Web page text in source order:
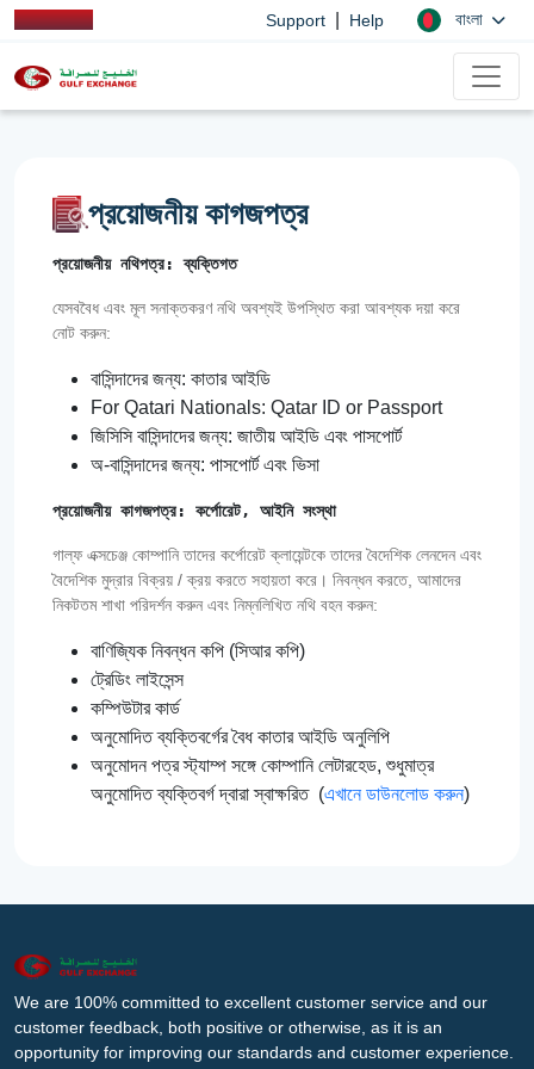
Support Help বাংলা
প্রয়োজনীয় কাগজপত্র
প্রয়োজনীয় নথিপত্র: ব্যক্তিগত
যেসববৈধ এবং মূল সনাক্তকরণ নথি অবশ্যই উপস্থিত করা আবশ্যক দয়া করে
নোট করুন:
বাসিন্দাদের জন্য: কাতার আইডি
For Qatari Nationals: Qatar ID or Passport
জিসিসি বাসিন্দাদের জন্য: জাতীয় আইডি এবং পাসপোর্ট
অ-বাসিন্দাদের জন্য: পাসপোর্ট এবং ভিসা
প্রয়োজনীয় কাগজপত্র: কর্পোরেট, আইনি সংস্থা
গাল্‌ফ এক্সচেঞ্জ কোম্পানি তাদের কর্পোরেট ক্লায়েন্টকে তাদের বৈদেশিক লেনদেন এবং
বৈদেশিক মুদ্রার বিক্রয় / ক্রয় করতে সহায়তা করে। নিবন্ধন করতে, আমাদের
নিকটতম শাখা পরিদর্শন করুন এবং নিম্নলিখিত নথি বহন করুন:
বাণিজ্যিক নিবন্ধন কপি (সিআর কপি)
ট্রেডিং লাইসেন্স
কম্পিউটার কার্ড
অনুমোদিত ব্যক্তিবর্গের বৈধ কাতার আইডি অনুলিপি
অনুমোদন পত্র স্ট্যাম্প সঙ্গে কোম্পানি লেটারহেড, শুধুমাত্র
অনুমোদিত ব্যক্তিবর্গ দ্বারা স্বাক্ষরিত (এখানে ডাউনলোড করুন)
We are 100% committed to excellent customer service and our
customer feedback, both positive or otherwise, as it is an
opportunity for improving our standards and customer experience.